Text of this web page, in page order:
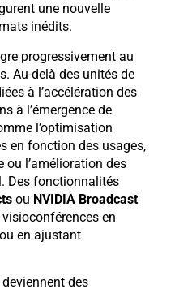
une nouvelle
inédits.
progressivement au
Au-delà des unités de
à l’accélération des
à l’émergence de
l’optimisation
en fonction des usages,
ou l’amélioration des
Des fonctionnalités
ou NVIDIA Broadcast
en
en ajustant
deviennent des